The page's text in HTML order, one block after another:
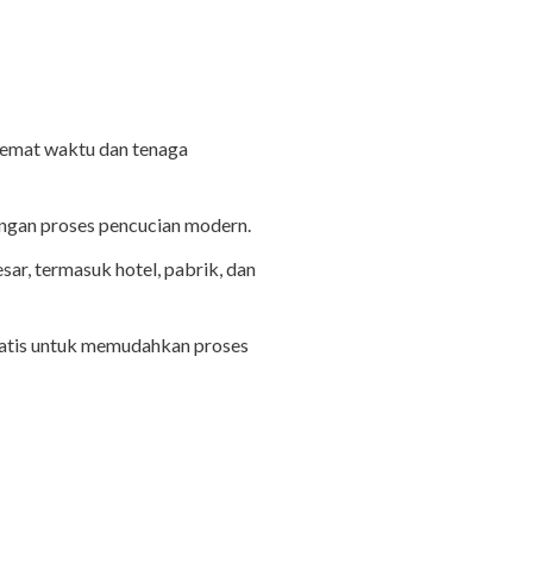
waktu dan tenaga
proses pencucian modern.
termasuk hotel, pabrik, dan
untuk memudahkan proses